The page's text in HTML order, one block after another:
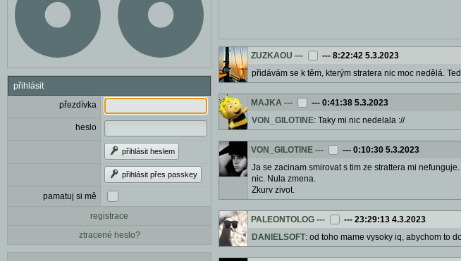
přihlásit
přezdívka
heslo
přihlásit heslem
přihlásit přes passkey
pamatuj si mě
registrace
ztracené heslo?
ZUZKAOU --- --- 8:22:42 5.3.2023
přidávám se k těm, kterým stratera nic moc nedělá.
MAJKA --- --- 0:41:38 5.3.2023
VON_GILOTINE: Taky mi nic nedelala ://
VON_GILOTINE --- --- 0:10:30 5.3.2023
Ja se zacinam smirovat s tim ze strattera mi
nic. Nula zmena.
Zkurv zivot.
PALEONTOLOG --- --- 23:29:13 4.3.2023
DANIELSOFT: od toho mame vysoky iq, abychom to